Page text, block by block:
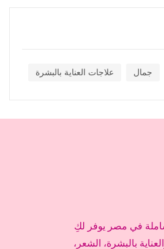
جمال علاجات العناية بالبشرة
في مصر يوفر لكِ
بالبشرة، الشعر،